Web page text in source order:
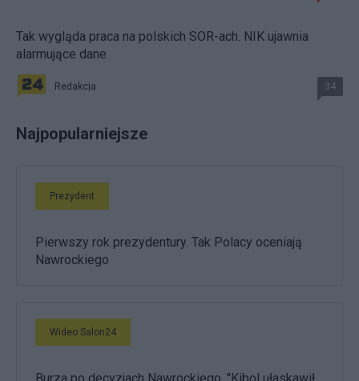
Tak wygląda praca na polskich SOR-ach. NIK ujawnia
alarmujące dane
Redakcja 34
Najpopularniejsze
Prezydent
Pierwszy rok prezydentury. Tak Polacy oceniają
Nawrockiego
Wideo Salon24